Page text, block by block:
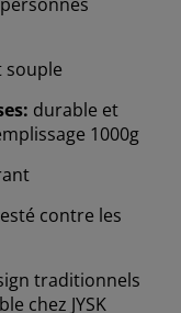
souple
durable et
1000g
contre les
traditionnels
chez JYSK
des
web. Les
site, de
des
les
données de